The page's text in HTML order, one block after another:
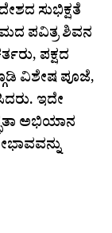
ಸುಭಿಕ್ಷತೆ
ಪವಿತ್ರ ಶಿವನ
ಪಕ್ಷದ
ವಿಶೇಷ ಪೂಜೆ,
ಇದೇ
ಅಭಿಯಾನ